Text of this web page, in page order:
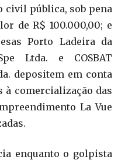
civil pública, sob pena
de R$ 100.000,00; e
Porto Ladeira da
Ltda. e COSBAT
depositem em conta
comercialização das
La Vue
enquanto o golpista